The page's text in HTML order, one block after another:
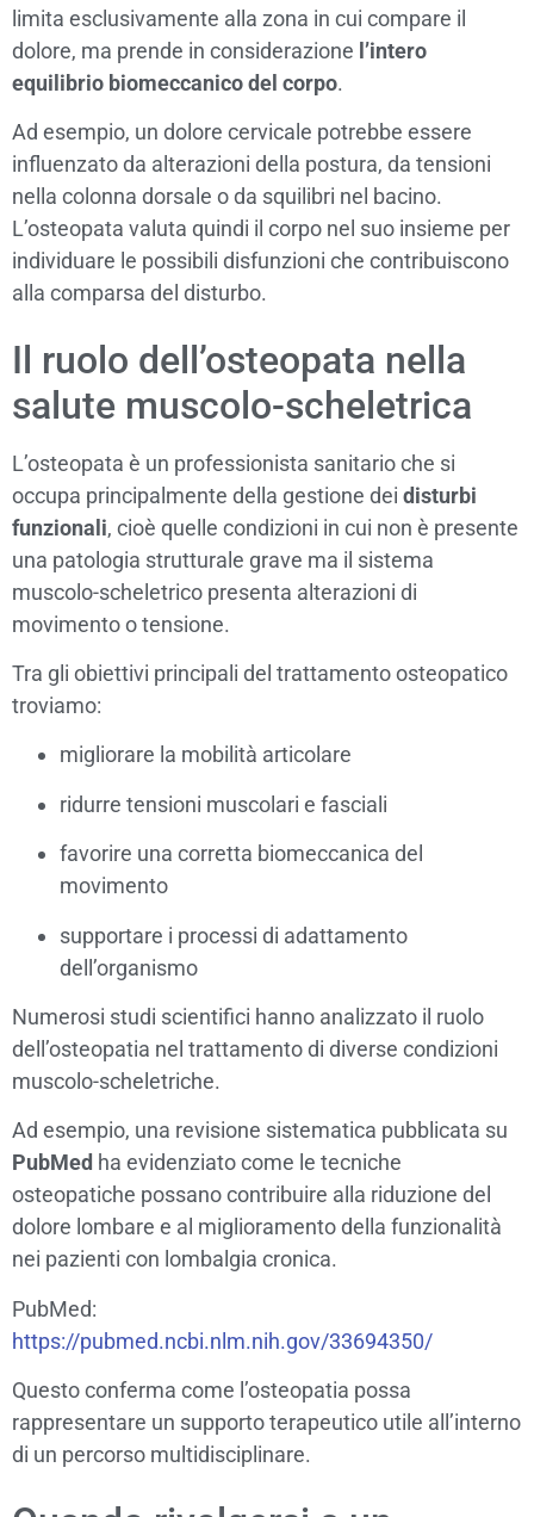
limita esclusivamente alla zona in cui compare il
dolore, ma prende in considerazione l’intero
equilibrio biomeccanico del corpo.
Ad esempio, un dolore cervicale potrebbe essere
influenzato da alterazioni della postura, da tensioni
nella colonna dorsale o da squilibri nel bacino.
L’osteopata valuta quindi il corpo nel suo insieme per
individuare le possibili disfunzioni che contribuiscono
alla comparsa del disturbo.
Il ruolo dell’osteopata nella
salute muscolo-scheletrica
L’osteopata è un professionista sanitario che si
occupa principalmente della gestione dei disturbi
funzionali, cioè quelle condizioni in cui non è presente
una patologia strutturale grave ma il sistema
muscolo-scheletrico presenta alterazioni di
movimento o tensione.
Tra gli obiettivi principali del trattamento osteopatico
troviamo:
migliorare la mobilità articolare
ridurre tensioni muscolari e fasciali
favorire una corretta biomeccanica del
movimento
supportare i processi di adattamento
dell’organismo
Numerosi studi scientifici hanno analizzato il ruolo
dell’osteopatia nel trattamento di diverse condizioni
muscolo-scheletriche.
Ad esempio, una revisione sistematica pubblicata su
PubMed ha evidenziato come le tecniche
osteopatiche possano contribuire alla riduzione del
dolore lombare e al miglioramento della funzionalità
nei pazienti con lombalgia cronica.
PubMed:
https://pubmed.ncbi.nlm.nih.gov/33694350/
Questo conferma come l’osteopatia possa
rappresentare un supporto terapeutico utile all’interno
di un percorso multidisciplinare.